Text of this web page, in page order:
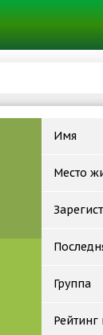
Имя
Место
Группа
Рейтинг